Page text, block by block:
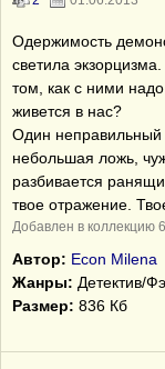
Одержимость
светила
том, как с ними
живется в нас?
Один неправильный
небольшая ложь,
разбивается
твое отражение.
Добавлен в коллекцию
Автор: Econ Milena
Жанры: Детектив/
Размер: 836 Кб